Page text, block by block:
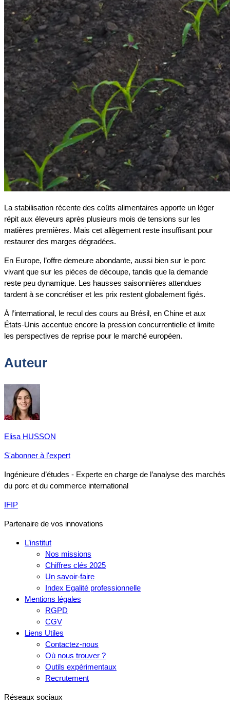
La stabilisation récente des coûts alimentaires apporte un léger
répit aux éleveurs après plusieurs mois de tensions sur les
matières premières. Mais cet allègement reste insuffisant pour
restaurer des marges dégradées.
En Europe, l’offre demeure abondante, aussi bien sur le porc
vivant que sur les pièces de découpe, tandis que la demande
reste peu dynamique. Les hausses saisonnières attendues
tardent à se concrétiser et les prix restent globalement figés.
À l’international, le recul des cours au Brésil, en Chine et aux
États-Unis accentue encore la pression concurrentielle et limite
les perspectives de reprise pour le marché européen.
Auteur
Elisa HUSSON
S'abonner à l'expert
Ingénieure d’études - Experte en charge de l’analyse des marchés
du porc et du commerce international
IFIP
Partenaire de vos innovations
L’institut
Nos missions
Chiffres clés 2025
Un savoir-faire
Index Egalité professionnelle
Mentions légales
RGPD
CGV
Liens Utiles
Contactez-nous
Où nous trouver ?
Outils expérimentaux
Recrutement
Réseaux sociaux